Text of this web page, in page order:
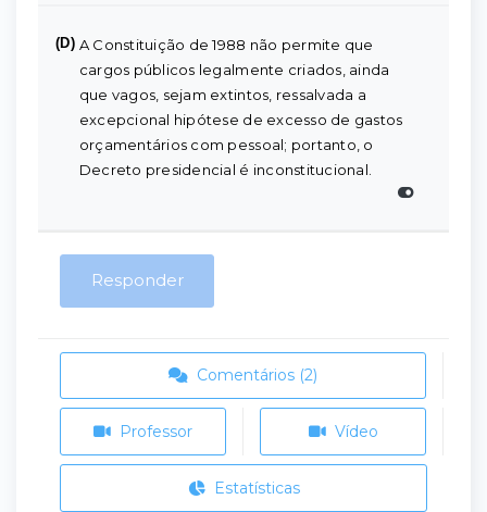
(D) A Constituição de 1988 não permite que
cargos públicos legalmente criados, ainda
que vagos, sejam extintos, ressalvada a
excepcional hipótese de excesso de gastos
orçamentários com pessoal; portanto, o
Decreto presidencial é inconstitucional.
Responder
Comentários (2)
Professor Vídeo
Estatísticas